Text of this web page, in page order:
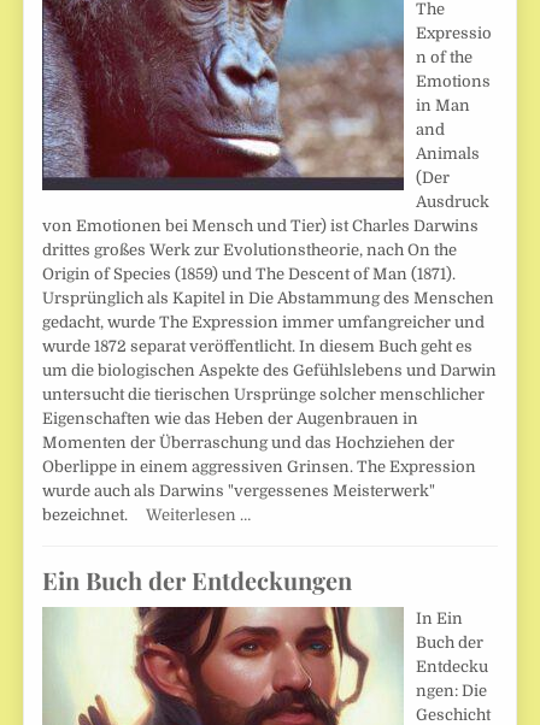
The
Expressio
n of the
Emotions
in Man
and
Animals
(Der
Ausdruck
von Emotionen bei Mensch und Tier) ist Charles Darwins
drittes großes Werk zur Evolutionstheorie, nach On the
Origin of Species (1859) und The Descent of Man (1871).
Ursprünglich als Kapitel in Die Abstammung des Menschen
gedacht, wurde The Expression immer umfangreicher und
wurde 1872 separat veröffentlicht. In diesem Buch geht es
um die biologischen Aspekte des Gefühlslebens und Darwin
untersucht die tierischen Ursprünge solcher menschlicher
Eigenschaften wie das Heben der Augenbrauen in
Momenten der Überraschung und das Hochziehen der
Oberlippe in einem aggressiven Grinsen. The Expression
wurde auch als Darwins "vergessenes Meisterwerk"
bezeichnet.Weiterlesen …
Ein Buch der Entdeckungen
In Ein
Buch der
Entdecku
ngen: Die
Geschicht